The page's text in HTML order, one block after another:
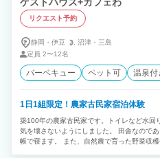
ゲストハウス+カフェわ
リクエスト予約
静岡・伊豆 沼津・ 三島
定員 2〜12名
バーベキュー ペット可 温泉付
1日1組限定！農家古民家宿泊体験
築100年の農家古民家です。トイレなど水回
気を壊さないようにしました。 田舎なので
帳で寝ます。 また、自然農で育った野菜収